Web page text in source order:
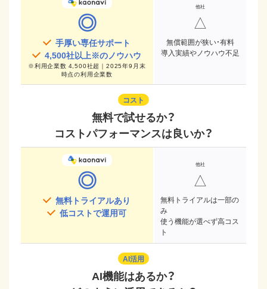
◎
手厚い専任サポート
4,500社以上※のノウハウ
※利用企業数 4,500社超｜2025年9月末
時点の利用企業数
△
無償範囲が狭い・有料
導入実績やノウハウ不足
コスト
無料で試せるか？
コストパフォーマンスは良いか？
◎
無料トライアルあり
低コストで運用可
△
無料トライアルは一部の
み
使う機能が選べず高コス
ト
AI活用
AI機能はあるか？